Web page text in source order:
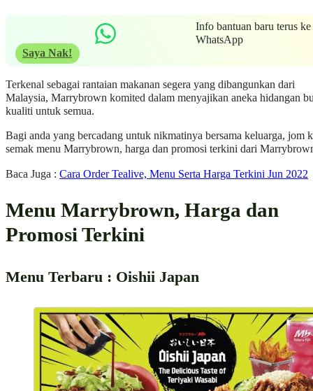
Info bantuan baru terus ke
WhatsApp
Saya Nak!
Terkenal sebagai rantaian makanan segera yang dibangunkan dari
Malaysia, Marrybrown komited dalam menyajikan aneka hidangan
kualiti untuk semua.
Bagi anda yang bercadang untuk nikmatinya bersama keluarga, jom
semak menu Marrybrown, harga dan promosi terkini dari
Baca Juga : Cara Order Tealive, Menu Serta Harga Terkini Jun 2022
Menu Marrybrown, Harga dan
Promosi Terkini
Menu Terbaru : Oishii Japan